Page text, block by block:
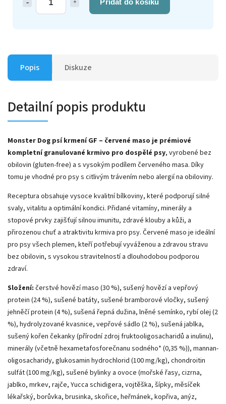
Popis Diskuze
Detailní popis produktu
Monster Dog psí krmení GF – červené maso je prémiové
kompletní granulované krmivo pro dospělé psy, vyrobené bez
obilovin (gluten-free) a s vysokým podílem červeného masa. Díky
tomu je vhodné pro psy s citlivým trávením nebo alergií na obiloviny.
Receptura obsahuje vysoce kvalitní bílkoviny, které podporují silné
svaly, vitalitu a optimální kondici. Přidané vitamíny, minerály a
stopové prvky zajišťují silnou imunitu, zdravé klouby a kůži, a
přirozenou chuť a atraktivitu krmiva pro psy. Červené maso je ideální
pro psy všech plemen, kteří potřebují vyváženou a zdravou stravu
bez obilovin, s vysokou stravitelností a dlouhodobou podporou
zdraví.
Složení: čerstvé hovězí maso (30 %), sušený hovězí a vepřový
protein (24 %), sušené batáty, sušené bramborové vločky, sušený
jehněčí protein (4 %), sušená řepná dužina, lněné semínko, rybí olej (2
%), hydrolyzované kvasnice, vepřové sádlo (2 %), sušená jablka,
sušený kořen čekanky (přírodní zdroj fruktooligosacharidů a inulinu),
minerály (včetně hexametafosforečnanu sodného* (0,35 %)), mannan-
oligosacharidy, glukosamin hydrochlorid (100 mg/kg), chondroitin
sulfát (100 mg/kg), sušené bylinky a ovoce (mořské řasy, cizrna,
jablko, mrkev, rajče, Yucca schidigera, vojtěška, šípky, měsíček
lékařský, borůvka, brusinka, skořice, heřmánek, kopřiva, anýz,